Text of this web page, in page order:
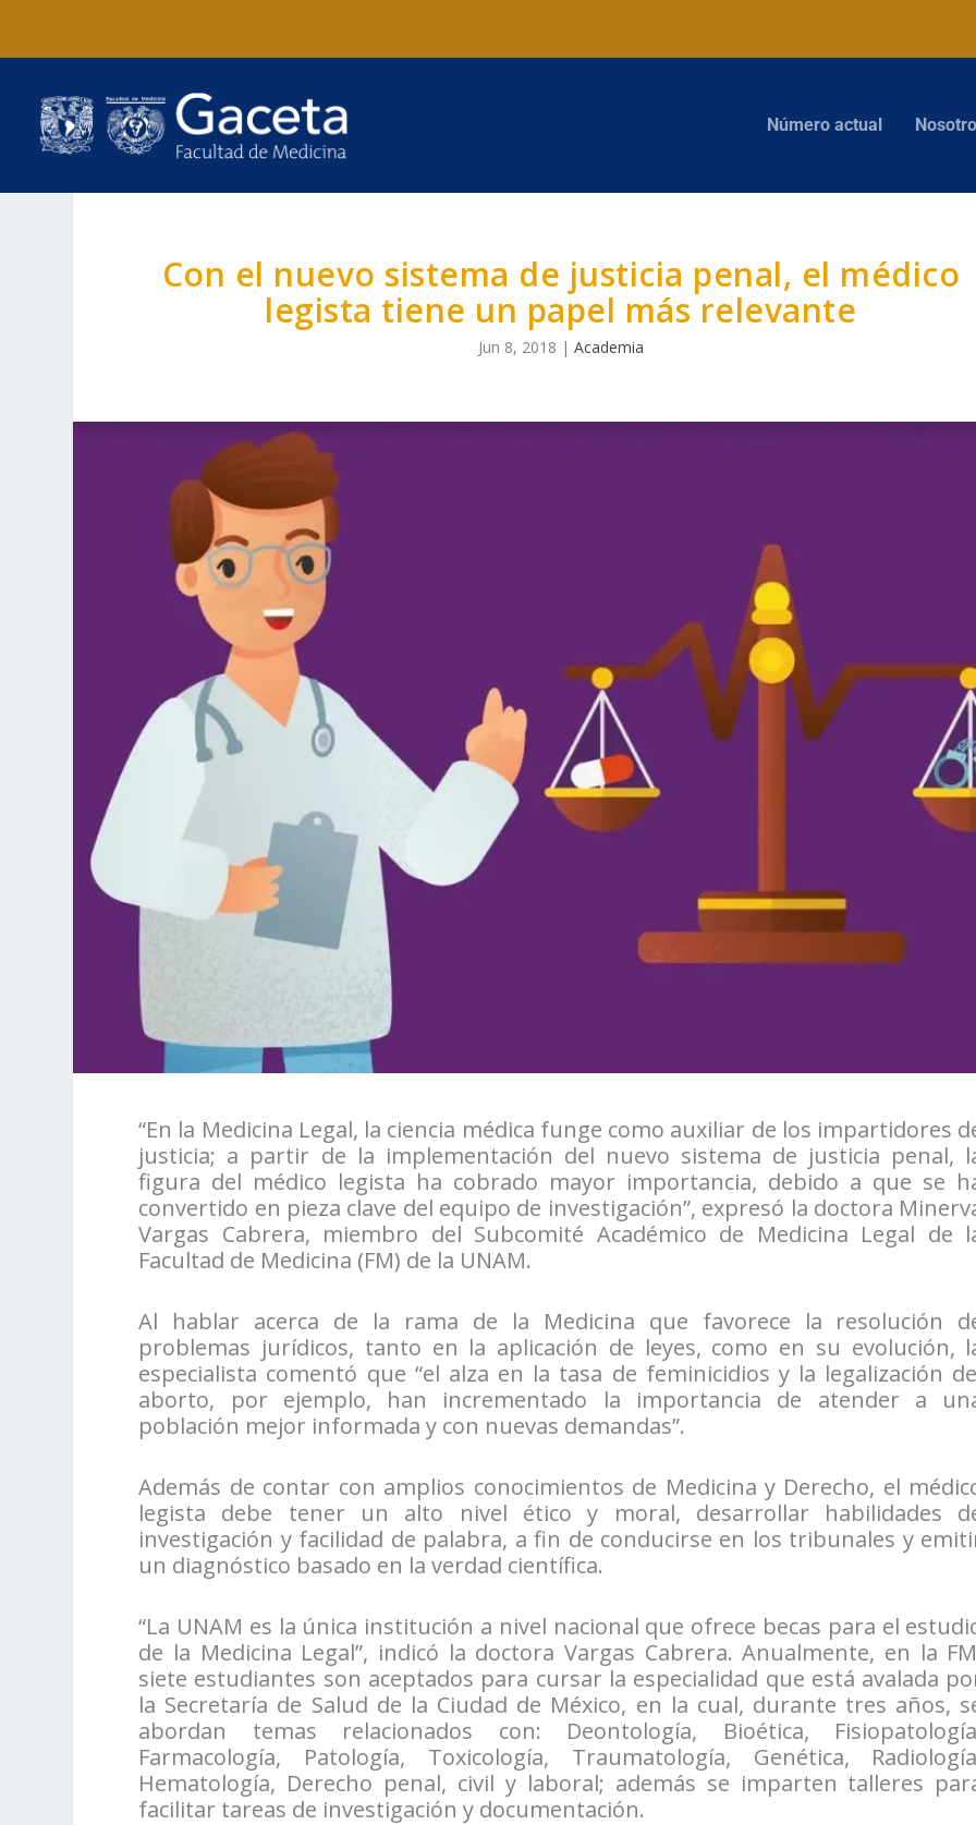
Número actual
Con el nuevo sistema de justicia penal, el médico
legista tiene un papel más relevante
Jun 8, 2018 | Academia
“En la Medicina Legal, la ciencia médica funge como auxiliar de los impartidores
justicia; a partir de la implementación del nuevo sistema de justicia penal,
figura del médico legista ha cobrado mayor importancia, debido a que se
convertido en pieza clave del equipo de investigación”, expresó la doctora
Vargas Cabrera, miembro del Subcomité Académico de Medicina Legal de
Facultad de Medicina (FM) de la UNAM.
Al hablar acerca de la rama de la Medicina que favorece la resolución
problemas jurídicos, tanto en la aplicación de leyes, como en su evolución,
especialista comentó que “el alza en la tasa de feminicidios y la legalización
aborto, por ejemplo, han incrementado la importancia de atender a
población mejor informada y con nuevas demandas”.
Además de contar con amplios conocimientos de Medicina y Derecho, el
legista debe tener un alto nivel ético y moral, desarrollar habilidades
investigación y facilidad de palabra, a fin de conducirse en los tribunales y
un diagnóstico basado en la verdad científica.
“La UNAM es la única institución a nivel nacional que ofrece becas para el
de la Medicina Legal”, indicó la doctora Vargas Cabrera. Anualmente, en la
siete estudiantes son aceptados para cursar la especialidad que está avalada
la Secretaría de Salud de la Ciudad de México, en la cual, durante tres años,
abordan temas relacionados con: Deontología, Bioética,
Farmacología, Patología, Toxicología, Traumatología, Genética,
Hematología, Derecho penal, civil y laboral; además se imparten talleres
facilitar tareas de investigación y documentación.